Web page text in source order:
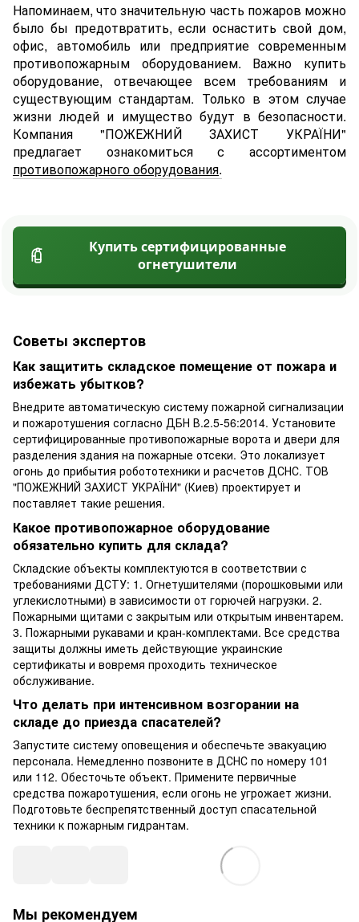
Напоминаем, что значительную часть пожаров можно
было бы предотвратить, если оснастить cвой дом,
офис, автомобиль или предприятие современным
противопожарным оборудованием. Важно купить
оборудование, отвечающее всем требованиям и
существующим стандартам. Только в этом случае
жизни людей и имущество будут в безопасности.
Компания "ПОЖЕЖНИЙ ЗАХИСТ УКРАЇНИ"
предлагает ознакомиться с ассортиментом
противопожарного оборудования.
Купить сертифицированные
огнетушители
Советы экспертов
Как защитить складское помещение от пожара и
избежать убытков?
Внедрите автоматическую систему пожарной сигнализации
и пожаротушения согласно ДБН В.2.5-56:2014. Установите
сертифицированные противопожарные ворота и двери для
разделения здания на пожарные отсеки. Это локализует
огонь до прибытия робототехники и расчетов ДСНС. ТОВ
"ПОЖЕЖНИЙ ЗАХИСТ УКРАЇНИ" (Киев) проектирует и
поставляет такие решения.
Какое противопожарное оборудование
обязательно купить для склада?
Складские объекты комплектуются в соответствии с
требованиями ДСТУ: 1. Огнетушителями (порошковыми или
углекислотными) в зависимости от горючей нагрузки. 2.
Пожарными щитами с закрытым или открытым инвентарем.
3. Пожарными рукавами и кран-комплектами. Все средства
защиты должны иметь действующие украинские
сертификаты и вовремя проходить техническое
обслуживание.
Что делать при интенсивном возгорании на
складе до приезда спасателей?
Запустите систему оповещения и обеспечьте эвакуацию
персонала. Немедленно позвоните в ДСНС по номеру 101
или 112. Обесточьте объект. Примените первичные
средства пожаротушения, если огонь не угрожает жизни.
Подготовьте беспрепятственный доступ спасательной
техники к пожарным гидрантам.
Мы рекомендуем